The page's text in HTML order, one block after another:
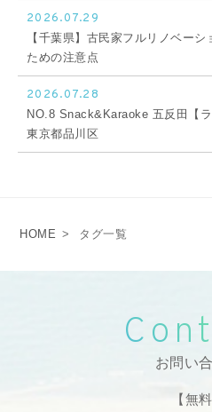
2026.07.29
【千葉県】古民家フルリノベー
ための注意点
2026.07.28
NO.8 Snack&Karaoke 五反田【
東京都品川区
HOME > タグ一覧
お問い
【無料